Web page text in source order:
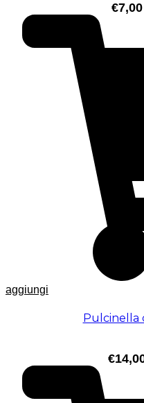
€7,00
aggiungi
Pulcinella
€